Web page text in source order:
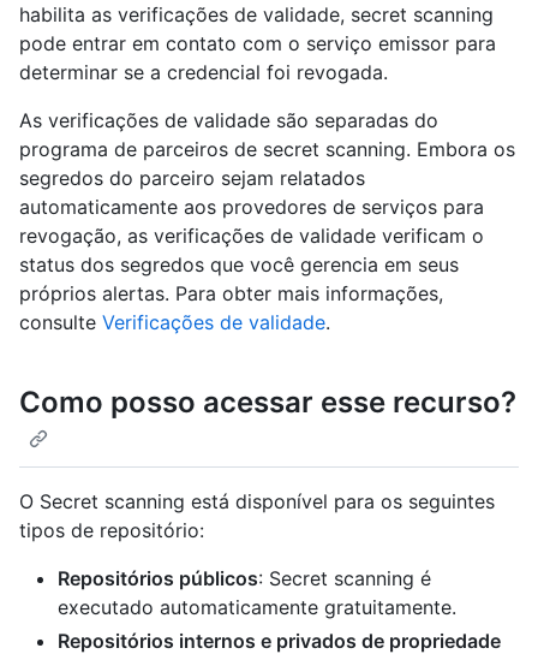
habilita as verificações de validade, secret scanning
pode entrar em contato com o serviço emissor para
determinar se a credencial foi revogada.
As verificações de validade são separadas do
programa de parceiros de secret scanning. Embora os
segredos do parceiro sejam relatados
automaticamente aos provedores de serviços para
revogação, as verificações de validade verificam o
status dos segredos que você gerencia em seus
próprios alertas. Para obter mais informações,
consulte Verificações de validade.
Como posso acessar esse recurso?
O Secret scanning está disponível para os seguintes
tipos de repositório:
Repositórios públicos: Secret scanning é
executado automaticamente gratuitamente.
Repositórios internos e privados de propriedade